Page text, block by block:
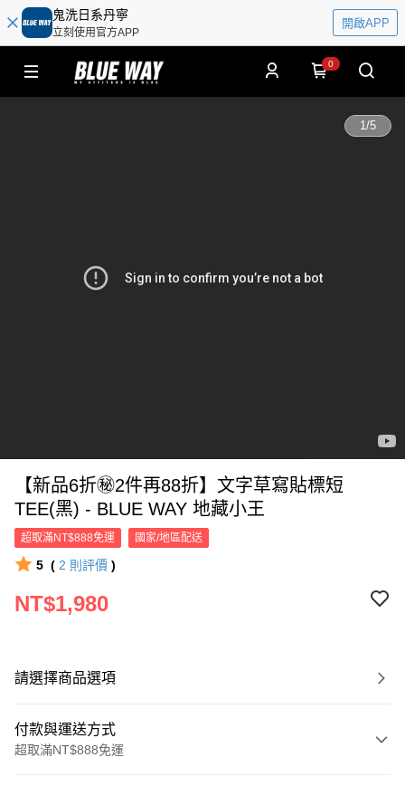
鬼洗日系丹寧
立刻使用官方APP
開啟APP
0
1/5
【新品6折㊙2件再88折】文字草寫貼標短
TEE(黑) - BLUE WAY 地藏小王
超取滿NT$888免運 國家/地區配送
5 ( 2 則評價 )
NT$1,980
請選擇商品選項
付款與運送方式
超取滿NT$888免運